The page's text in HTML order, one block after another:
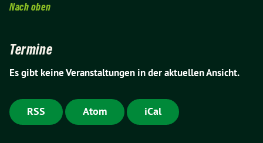
Nach oben
Termine
Es gibt keine Veranstaltungen in der aktuellen Ansicht.
RSS Atom iCal